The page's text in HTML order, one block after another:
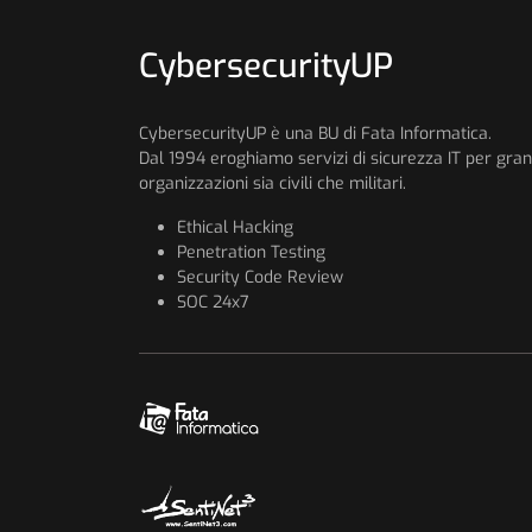
CybersecurityUP
CybersecurityUP è una BU di Fata Informatica.
Dal 1994 eroghiamo servizi di sicurezza IT per
organizzazioni sia civili che militari.
Ethical Hacking
Penetration Testing
Security Code Review
SOC 24x7